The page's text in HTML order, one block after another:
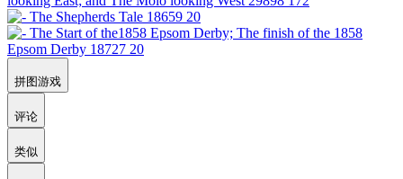
拼图游戏
评论
类似